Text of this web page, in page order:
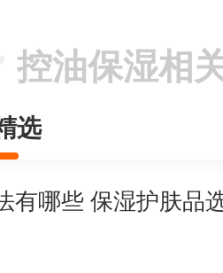
控油保湿相
选
有哪些 保湿护肤品